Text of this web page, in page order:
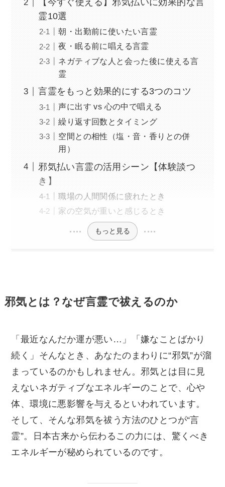
【今すぐ使える】邪気払いに効果的な言
霊10選
朝・出勤前に使いたい言霊
夜・眠る前に唱える言霊
ネガティブな人と会った後に使える言
霊
言霊をもっと効果的にする3つのコツ
声に出す vs 心の中で唱える
繰り返す回数とタイミング
空間との相性（塩・音・香りとの併
用）
邪気払い言霊の活用シーン【体験談つ
き】
職場の人間関係に疲れたとき
家の空気が重いと感じるとき
もっと見る
邪気とは？なぜ言霊で祓えるのか
「最近なんだか運が悪い…」「嫌なことばかり
続く」そんなとき、あなたのまわりに“邪気”が溜
まっているのかもしれません。邪気とは目に見
えないネガティブなエネルギーのことで、心や
体、環境に悪影響を与えるといわれています。
そして、そんな邪気を祓う方法のひとつが“言
霊”。日本古来から伝わるこの力には、驚くべき
エネルギーが秘められているのです。